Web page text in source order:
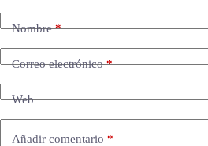
Nombre*
Correo electrónico*
Web
Añadir comentario *